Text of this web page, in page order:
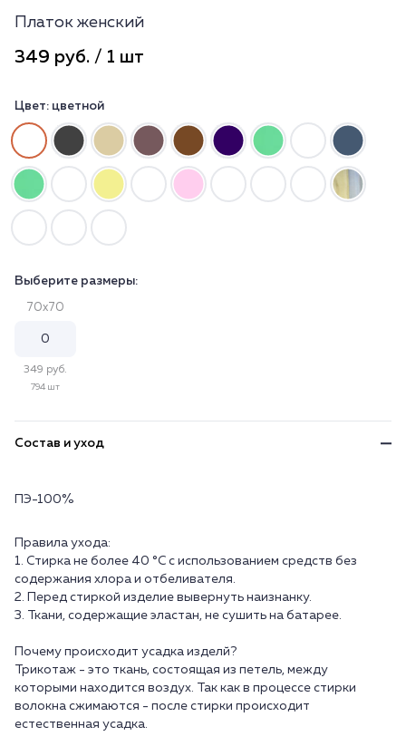
Платок женский
349 руб. / 1 шт
Цвет: цветной
Выберите размеры:
70х70
349 руб.
794 шт
Состав и уход
ПЭ-100%
Правила ухода:
1. Стирка не более 40 °C с использованием средств без
содержания хлора и отбеливателя.
2. Перед стиркой изделие вывернуть наизнанку.
3. Ткани, содержащие эластан, не сушить на батарее.
Почему происходит усадка изделй?
Трикотаж - это ткань, состоящая из петель, между
которыми находится воздух. Так как в процессе стирки
волокна сжимаются - после стирки происходит
естественная усадка.